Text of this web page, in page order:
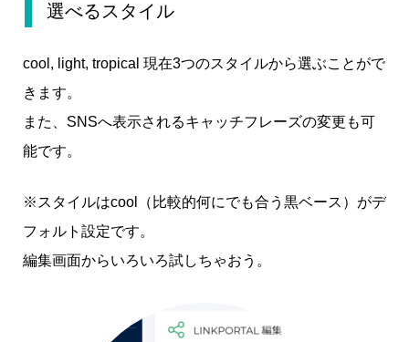
選べるスタイル
cool, light, tropical 現在3つのスタイルから選ぶことがで
きます。
また、SNSへ表示されるキャッチフレーズの変更も可
能です。
※スタイルはcool（比較的何にでも合う黒ベース）がデ
フォルト設定です。
編集画面からいろいろ試しちゃおう。